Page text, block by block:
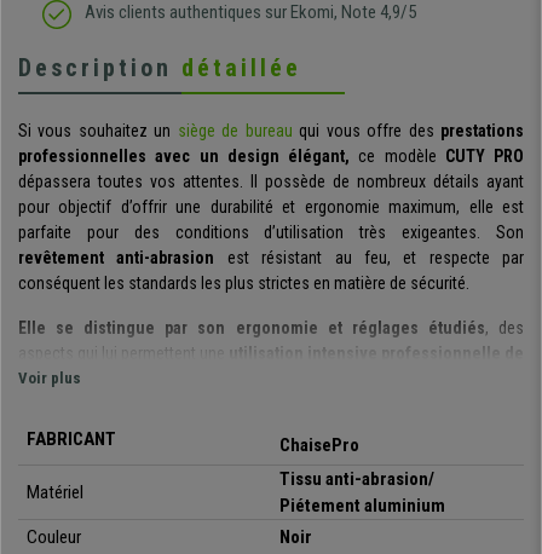
Avis clients authentiques sur Ekomi, Note 4,9/5
Description détaillée
Si vous souhaitez un siège de bureau qui vous offre des prestations
professionnelles avec un design élégant, ce modèle CUTY PRO
dépassera toutes vos attentes. Il possède de nombreux détails ayant
pour objectif d’offrir une durabilité et ergonomie maximum, elle est
parfaite pour des conditions d’utilisation très exigeantes. Son
revêtement anti-abrasion est résistant au feu, et respecte par
conséquent les standards les plus strictes en matière de sécurité.
Elle se distingue par son ergonomie et réglages étudiés, des
aspects qui lui permettent une
utilisation intensive professionnelle de
8 heures par jour
rembourrage et un appui-tête large. La couture centrale présente une
fente permettant aux vertèbres de rester correctement positionnées. Le
résultat est un niveau de confort élevé et la prévention de lésions ou
fatigue.
Voir plus
FABRICANT ChaisePro
Matériel
Tissu anti-abrasion/
Piétement aluminium
Couleur
Noir